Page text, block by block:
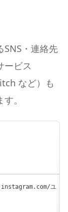
SNS・連絡先
ービス
など）も
。
ユ